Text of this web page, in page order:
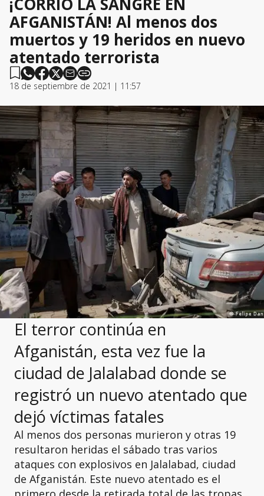
AFGANISTÁN! Al menos dos
muertos y 19 heridos en nuevo
atentado terrorista
18 de septiembre de 2021 | 11:57
El terror continúa en
Afganistán, esta vez fue la
ciudad de Jalalabad donde se
registró un nuevo atentado que
dejó víctimas fatales
Al menos dos personas murieron y otras 19
resultaron heridas el sábado tras varios
ataques con explosivos en Jalalabad, ciudad
de Afganistán. Este nuevo atentado es el